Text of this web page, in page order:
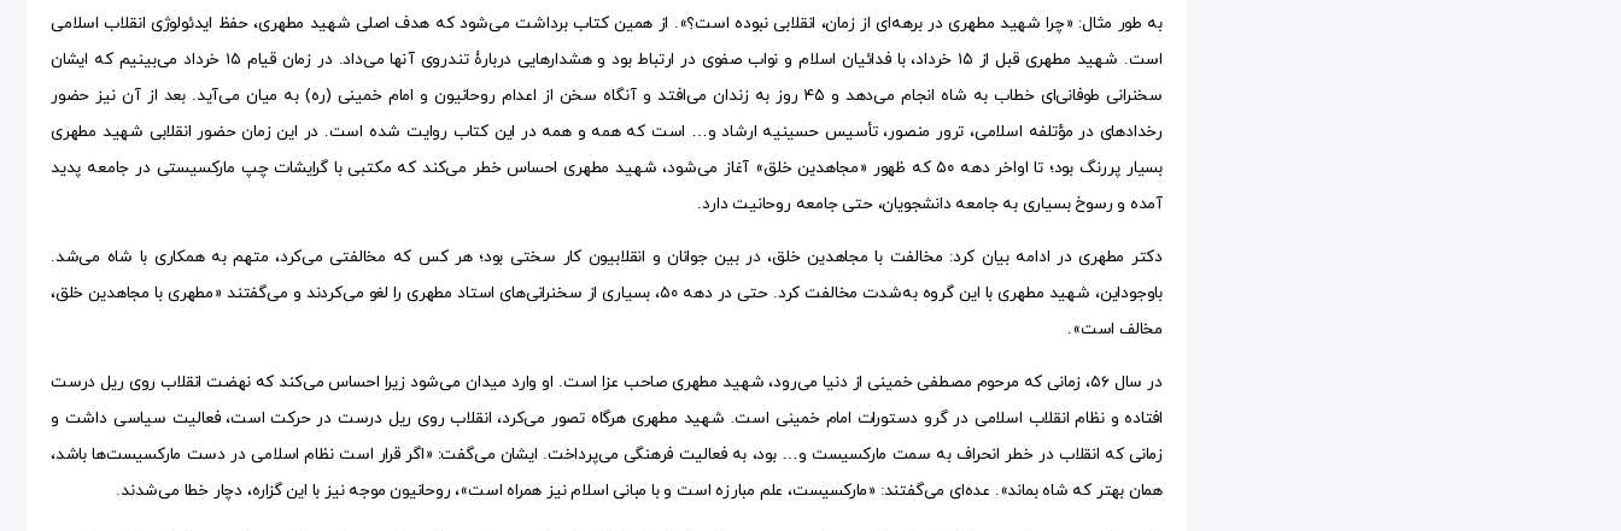
به طور مثال: «چرا شهید مطهری در برهه‌ای از زمان، انقلابی نبوده است؟». از همین کتاب برداشت می‌شود که هدف اصلی شهید مطهری، حفظ ایدئولوژی انقلاب اسلامی
است. شهید مطهری قبل از ۱۵ خرداد، با فدائیان اسلام و نواب صفوی در ارتباط بود و هشدارهایی دربارۀ تندروی آنها می‌داد. در زمان قیام ۱۵ خرداد می‌بینیم که ایشان
سخنرانی طوفانی‌ای خطاب به شاه انجام می‌دهد و ۴۵ روز به زندان می‌افتد و آنگاه سخن از اعدام روحانیون و امام خمینی (ره) به میان می‌آید. بعد از آن نیز حضور
رخدادهای در مؤتلفه اسلامی، ترور منصور، تأسیس حسینیه ارشاد و… است که همه و همه در این کتاب روایت شده است. در این زمان حضور انقلابی شهید مطهری
بسیار پررنگ بود؛ تا اواخر دهه ۵۰ که ظهور «مجاهدین خلق» آغاز می‌شود، شهید مطهری احساس خطر می‌کند که مکتبی با گرایشات چپ مارکسیستی در جامعه پدید
آمده و رسوخ بسیاری به جامعه دانشجویان، حتی جامعه روحانیت دارد.
دکتر مطهری در ادامه بیان کرد: مخالفت با مجاهدین خلق، در بین جوانان و انقلابیون کار سختی بود؛ هر کس که مخالفتی می‌کرد، متهم به همکاری با شاه می‌شد.
باوجوداین، شهید مطهری با این گروه به‌شدت مخالفت کرد. حتی در دهه ۵۰، بسیاری از سخنرانی‌های استاد مطهری را لغو می‌کردند و می‌گفتند «مطهری با مجاهدین خلق،
مخالف است».
در سال ۵۶، زمانی که مرحوم مصطفی خمینی از دنیا می‌رود، شهید مطهری صاحب عزا است. او وارد میدان می‌شود زیرا احساس می‌کند که نهضت انقلاب روی ریل درست
افتاده و نظام انقلاب اسلامی در گرو دستورات امام خمینی است. شهید مطهری هرگاه تصور می‌کرد، انقلاب روی ریل درست در حرکت است، فعالیت سیاسی داشت و
زمانی که انقلاب در خطر انحراف به سمت مارکسیست و… بود، به فعالیت فرهنگی می‌پرداخت. ایشان می‌‌‌گفت: «اگر قرار است نظام اسلامی در دست مارکسیست‌ها باشد،
همان بهتر که شاه بماند». عده‌ای می‌گفتند: «مارکسیست، علم مبارزه است و با مبانی اسلام نیز همراه است»، روحانیون موجه نیز با این گزاره، دچار خطا می‌شدند.